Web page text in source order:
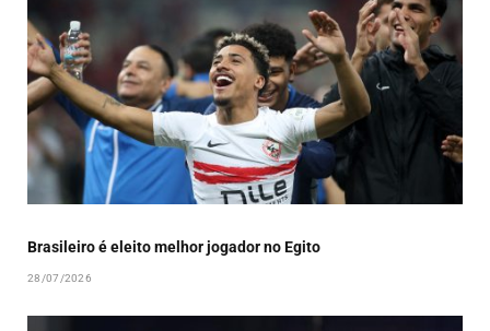
Brasileiro é eleito melhor jogador no Egito
28/07/2026